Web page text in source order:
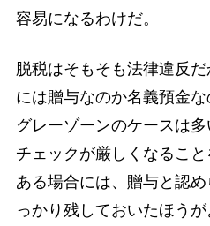
容易になるわけだ。
脱税はそもそも法律違反
には贈与なのか名義預金な
グレーゾーンのケースは
チェックが厳しくなるこ
ある場合には、贈与と認
っかり残しておいたほうが